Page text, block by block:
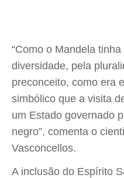
“Como o Mandela
diversidade, pela
preconceito, como era
simbólico que a visita
um Estado governado
negro”, comenta o
Vasconcellos.
A inclusão do Espírito